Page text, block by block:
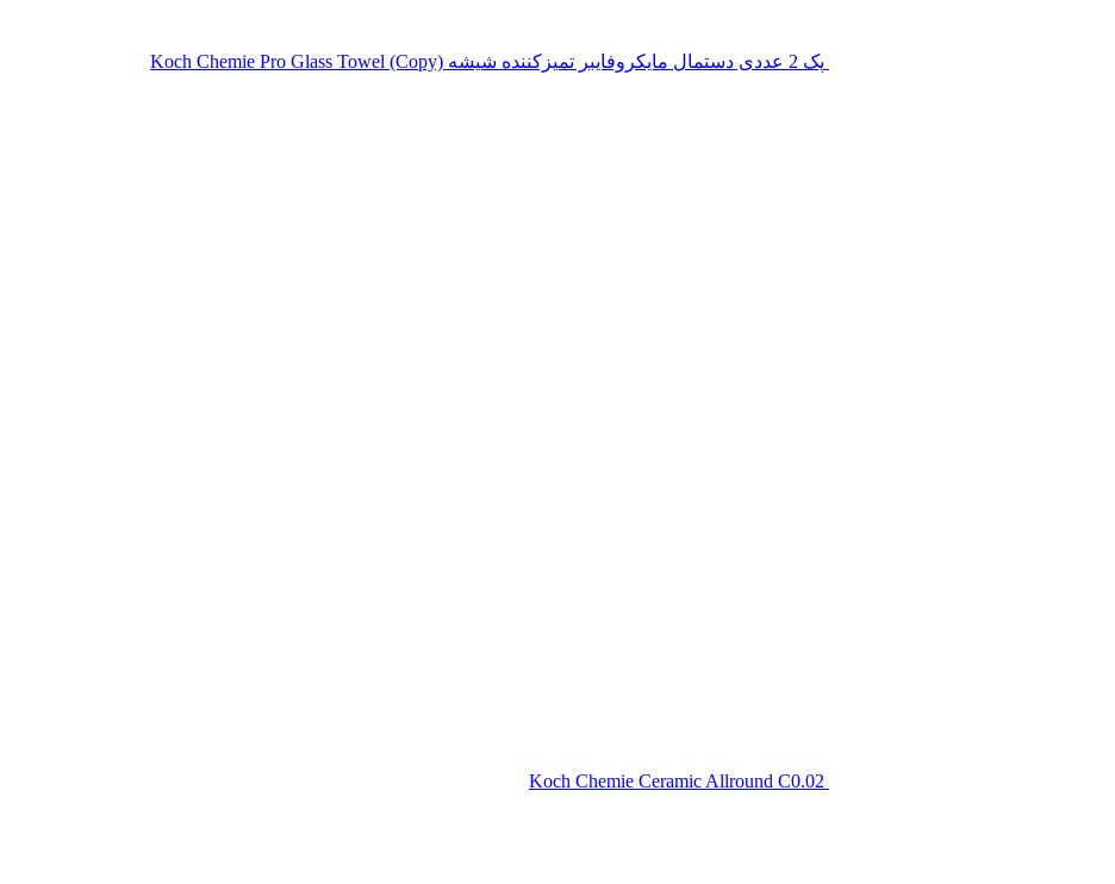
پک 2 عددی دستمال مایکروفایبر تمیزکننده شیشه Koch Chemie Pro Glass Towel (Copy)
Koch Chemie Ceramic Allround C0.02